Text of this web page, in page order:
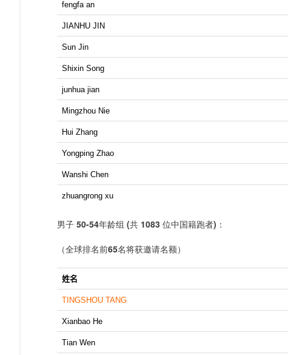
fengfa an
JIANHU JIN
Sun Jin
Shixin Song
junhua jian
Mingzhou Nie
Hui Zhang
Yongping Zhao
Wanshi Chen
zhuangrong xu
男子 50-54年龄组 (共1083 位中国籍跑者)：
（全球排名前65名将获邀请名额）
姓名
TINGSHOU TANG
Xianbao He
Tian Wen